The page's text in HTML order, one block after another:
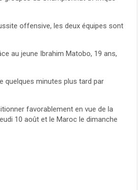
offensive, les deux équipes sont
au jeune Ibrahim Matobo, 19 ans,
quelques minutes plus tard par
favorablement en vue de la
10 août et le Maroc le dimanche